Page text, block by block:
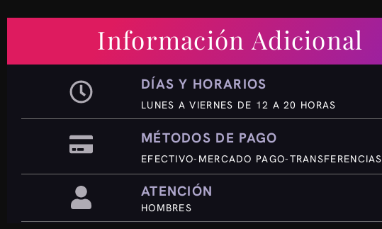
Información Adicional
DÍAS Y HORARIOS
LUNES A VIERNES DE 12 A 20 HORAS
MÉTODOS DE PAGO
EFECTIVO-MERCADO PAGO-TRANSFERENCIAS
ATENCIÓN
HOMBRES